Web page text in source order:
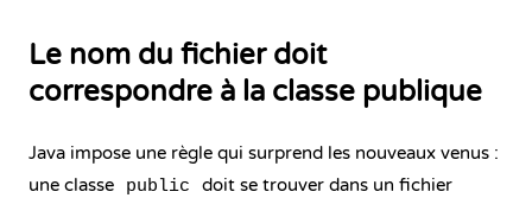
Le nom du fichier doit
correspondre à la classe publique
Java impose une règle qui surprend les nouveaux venus :
une classe
public
doit se trouver dans un fichier